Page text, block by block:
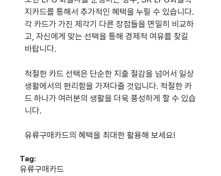
지카드를 통해서 추가적인 혜택을 누릴 수 있습니다.
각 카드가 가진 제각기 다른 장점들을 면밀히 비교하
고, 자신에게 맞는 선택을 통해 경제적 여유를 찾길
바랍니다.
적절한 카드 선택은 단순한 지출 절감을 넘어서 일상
생활에서의 편리함을 가져다줄 것입니다. 적절한 카
드 하나가 여러분의 생활을 더욱 풍성하게 할 수 있습
니다.
유류구매카드의 혜택을 최대한 활용해 보세요!
Tag:
유류구매카드